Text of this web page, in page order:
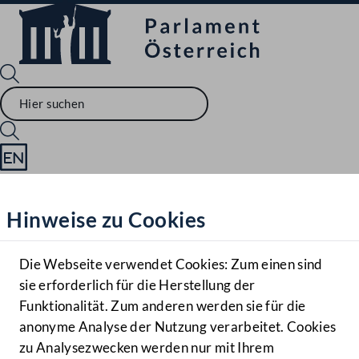
Hilfe
Benutzer
Navigationsmenü öffnen
MENÜ
Hinweise zu Cookies
Die Webseite verwendet Cookies: Zum einen sind
sie erforderlich für die Herstellung der
Funktionalität. Zum anderen werden sie für die
anonyme Analyse der Nutzung verarbeitet. Cookies
zu Analysezwecken werden nur mit Ihrem